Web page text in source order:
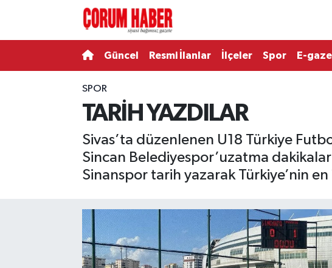
Güncel Resmi İlanlar İlçeler Spor E-
SPOR
TARİH YAZDILAR
Sivas’ta düzenlenen U18 Türkiye
Sincan Belediyespor’uzatma
Sinanspor tarih yazarak Türkiye’nin en
Resmi İlanlar
Çorum Namaz Vakitleri
Trafik Durumu
Süper Lig Puan Durumu ve Fikstür
Son Dakika Haberleri
Haber Arşivi